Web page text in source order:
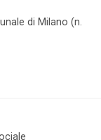
di Milano (n.